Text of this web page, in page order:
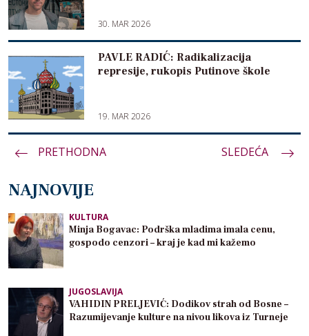
30. MAR 2026
PAVLE RADIĆ: Radikalizacija
represije, rukopis Putinove škole
19. MAR 2026
Paginacija
PRETHODNA SLEDEĆA
NAJNOVIJE
KULTURA
Minja Bogavac: Podrška mladima imala cenu,
gospodo cenzori – kraj je kad mi kažemo
JUGOSLAVIJA
VAHIDIN PRELJEVIĆ: Dodikov strah od Bosne –
Razumijevanje kulture na nivou likova iz Turneje